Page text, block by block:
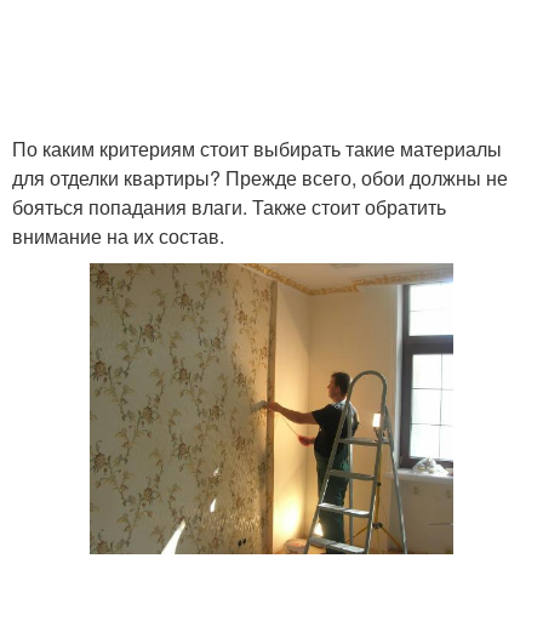
По каким критериям стоит выбирать такие материалы
для отделки квартиры? Прежде всего, обои должны не
бояться попадания влаги. Также стоит обратить
внимание на их состав.